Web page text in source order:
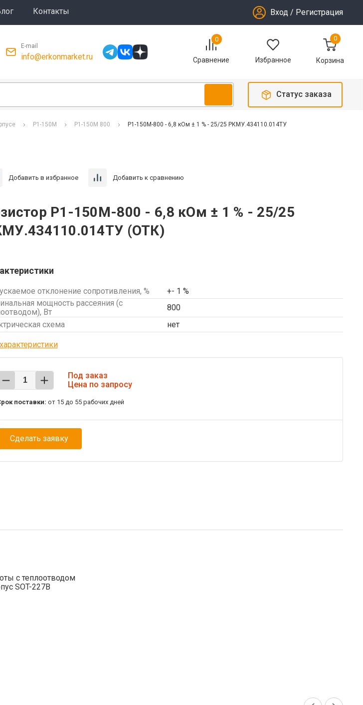
Контакты Вход / Регистрация
E-mail
info@erkonmarket.ru
0
Сравнение Избранное
0
Корзина
Статус заказа
Р1-150М Р1-150М 800 Р1-150М-800 - 6,8 кОм ± 1 % - 25/25 РКМУ.434110.014ТУ
Добавить в избранное Добавить к сравнению
Р1-150М-800 - 6,8 кОм ± 1 % - 25/25
(ОТК)
отклонение сопротивления, %
+- 1 %
мощность рассеяния (с
Вт
800
схема
нет
Под заказ
Цена по запросу
поставки: от 15 до 55 рабочих дней
Сделать заявку
с теплоотводом
SOT-227B